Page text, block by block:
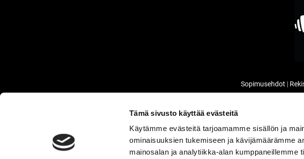
Tämä sivusto käyttää evästeitä
Käytämme evästeitä tarjoamamme sisällön ja
ominaisuuksien tukemiseen ja kävijämäärämme
mainosalan ja analytiikka-alan
Sopimusehdot |